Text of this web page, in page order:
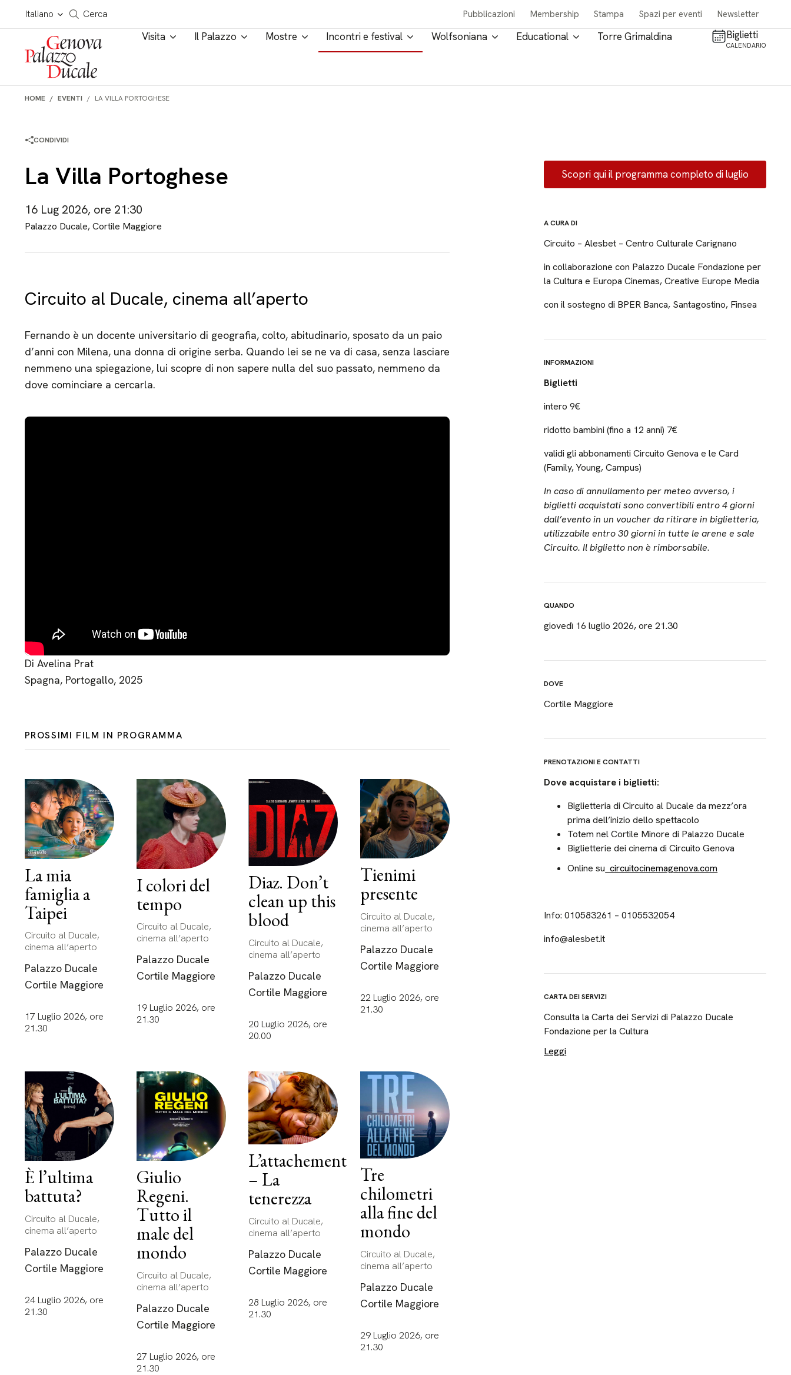
Salta al contenuto
Italiano
Cerca in tutto il sito
Cerca Pubblicazioni Membership Stampa Spazi per eventi Newsletter
Visita Il Palazzo Mostre Incontri e festival Wolfsoniana Educational Torre Grimaldina Biglietti
CALENDARIO
HOME EVENTI LA VILLA PORTOGHESE
CONDIVIDI
La Villa Portoghese
16 Lug 2026, ore 21:30
Palazzo Ducale, Cortile Maggiore
Circuito al Ducale, cinema all’aperto
Fernando è un docente universitario di geografia, colto, abitudinario, sposato da un paio
d’anni con Milena, una donna di origine serba. Quando lei se ne va di casa, senza lasciare
nemmeno una spiegazione, lui scopre di non sapere nulla del suo passato, nemmeno da
dove cominciare a cercarla.
Di Avelina Prat
Spagna, Portogallo, 2025
PROSSIMI FILM IN PROGRAMMA
La mia
famiglia a
Taipei
Circuito al Ducale,
cinema all’aperto
Palazzo Ducale
Cortile Maggiore
17 Luglio 2026, ore
21.30
I colori del
tempo
Circuito al Ducale,
cinema all’aperto
Palazzo Ducale
Cortile Maggiore
19 Luglio 2026, ore
21.30
Diaz. Don’t
clean up this
blood
Circuito al Ducale,
cinema all’aperto
Palazzo Ducale
Cortile Maggiore
20 Luglio 2026, ore
20.00
Tienimi
presente
Circuito al Ducale,
cinema all’aperto
Palazzo Ducale
Cortile Maggiore
22 Luglio 2026, ore
21.30
È l’ultima
battuta?
Circuito al Ducale,
cinema all’aperto
Palazzo Ducale
Cortile Maggiore
24 Luglio 2026, ore
21.30
Giulio
Regeni.
Tutto il
male del
mondo
Circuito al Ducale,
cinema all’aperto
Palazzo Ducale
Cortile Maggiore
27 Luglio 2026, ore
21.30
L’attachement
– La
tenerezza
Circuito al Ducale,
cinema all’aperto
Palazzo Ducale
Cortile Maggiore
28 Luglio 2026, ore
21.30
Tre
chilometri
alla fine del
mondo
Circuito al Ducale,
cinema all’aperto
Palazzo Ducale
Cortile Maggiore
29 Luglio 2026, ore
21.30
Scopri qui il programma completo di luglio
A CURA DI
Circuito – Alesbet – Centro Culturale Carignano
in collaborazione con Palazzo Ducale Fondazione per
la Cultura e Europa Cinemas, Creative Europe Media
con il sostegno di BPER Banca, Santagostino, Finsea
INFORMAZIONI
Biglietti
intero 9€
ridotto bambini (fino a 12 anni) 7€
validi gli abbonamenti Circuito Genova e le Card
(Family, Young, Campus)
In caso di annullamento per meteo avverso, i
biglietti acquistati sono convertibili entro 4 giorni
dall’evento in un voucher da ritirare in biglietteria,
utilizzabile entro 30 giorni in tutte le arene e sale
Circuito. Il biglietto non è rimborsabile.
QUANDO
giovedì 16 luglio 2026, ore 21.30
DOVE
Cortile Maggiore
PRENOTAZIONI E CONTATTI
Dove acquistare i biglietti:
Biglietteria di Circuito al Ducale da mezz’ora
prima dell’inizio dello spettacolo
Totem nel Cortile Minore di Palazzo Ducale
Biglietterie dei cinema di Circuito Genova
Online su circuitocinemagenova.com
Info: 010583261 – 0105532054
info@alesbet.it
CARTA DEI SERVIZI
Consulta la Carta dei Servizi di Palazzo Ducale
Fondazione per la Cultura
Leggi